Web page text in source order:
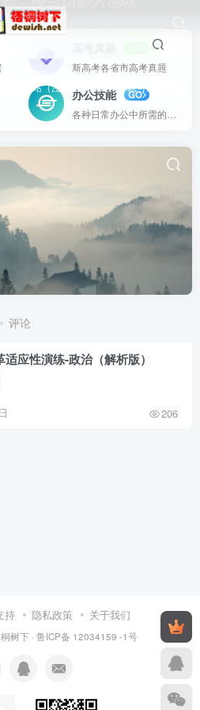
用的资源，配有WORD版本，可以下载
盟网站（注册登录成为用户就可以发布资
新高考各省市高考真题
办公技能
GO
评论
应性演练-政治（解析版）
206
持 隐私政策 关于我们
树下· 鲁ICP备 12034159 -1号